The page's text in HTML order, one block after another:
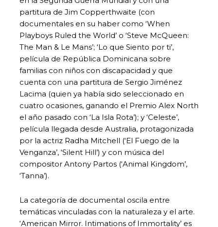
partitura de Jim Copperthwaite (con
documentales en su haber como ‘When
Playboys Ruled the World’ o ‘Steve McQueen:
The Man & Le Mans’; ‘Lo que Siento por ti’,
película de República Dominicana sobre
familias con niños con discapacidad y que
cuenta con una partitura de Sergio Jiménez
Lacima (quien ya había sido seleccionado en
cuatro ocasiones, ganando el Premio Alex North
el año pasado con ‘La Isla Rota’); y ‘Celeste’,
película llegada desde Australia, protagonizada
por la actriz Radha Mitchell (‘El Fuego de la
Venganza’, ‘Silent Hill’) y con música del
compositor Antony Partos (‘Animal Kingdom’,
‘Tanna’).
La categoría de documental oscila entre
temáticas vinculadas con la naturaleza y el arte.
‘American Mirror. Intimations of Immortality’ es